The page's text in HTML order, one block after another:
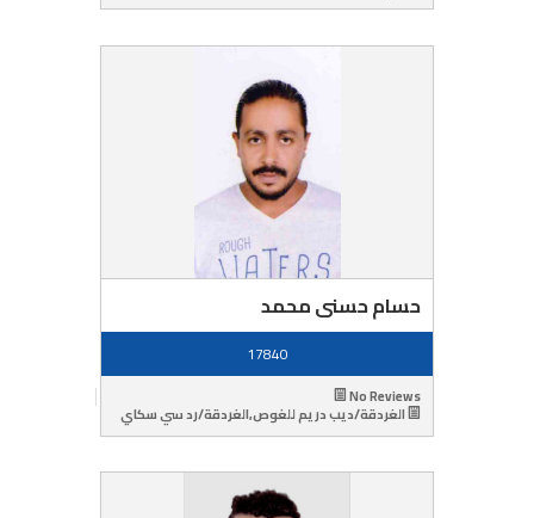
حسام حسنى محمد
17840
No Reviews
الغردقة/ديب دريم للغوص,الغردقة/رد سي سكاي